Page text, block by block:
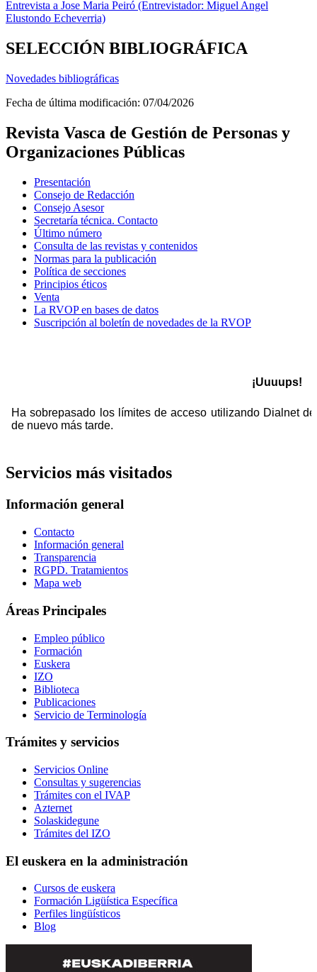
Entrevista a Jose Maria Peiró (Entrevistador: Miguel Angel
Elustondo Echeverria)
SELECCIÓN BIBLIOGRÁFICA
Novedades bibliográficas
Fecha de última modificación: 07/04/2026
Revista Vasca de Gestión de Personas y
Organizaciones Públicas
Presentación
Consejo de Redacción
Consejo Asesor
Secretaría técnica. Contacto
Último número
Consulta de las revistas y contenidos
Normas para la publicación
Política de secciones
Principios éticos
Venta
La RVOP en bases de datos
Suscripción al boletín de novedades de la RVOP
Servicios más visitados
Información general
Contacto
Información general
Transparencia
RGPD. Tratamientos
Mapa web
Áreas Principales
Empleo público
Formación
Euskera
IZO
Biblioteca
Publicaciones
Servicio de Terminología
Trámites y servicios
Servicios Online
Consultas y sugerencias
Trámites con el IVAP
Azternet
Solaskidegune
Trámites del IZO
El euskera en la administración
Cursos de euskera
Formación Ligüística Específica
Perfiles lingüísticos
Blog